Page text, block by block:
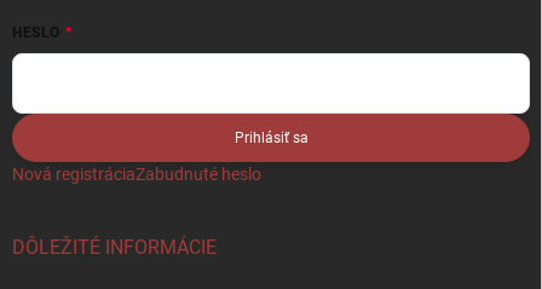
HESLO
Prihlásiť sa
Nová registráciaZabudnuté heslo
DÔLEŽITÉ INFORMÁCIE